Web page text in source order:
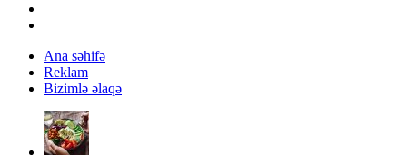
Ana səhifə
Reklam
Bizimlə əlaqə